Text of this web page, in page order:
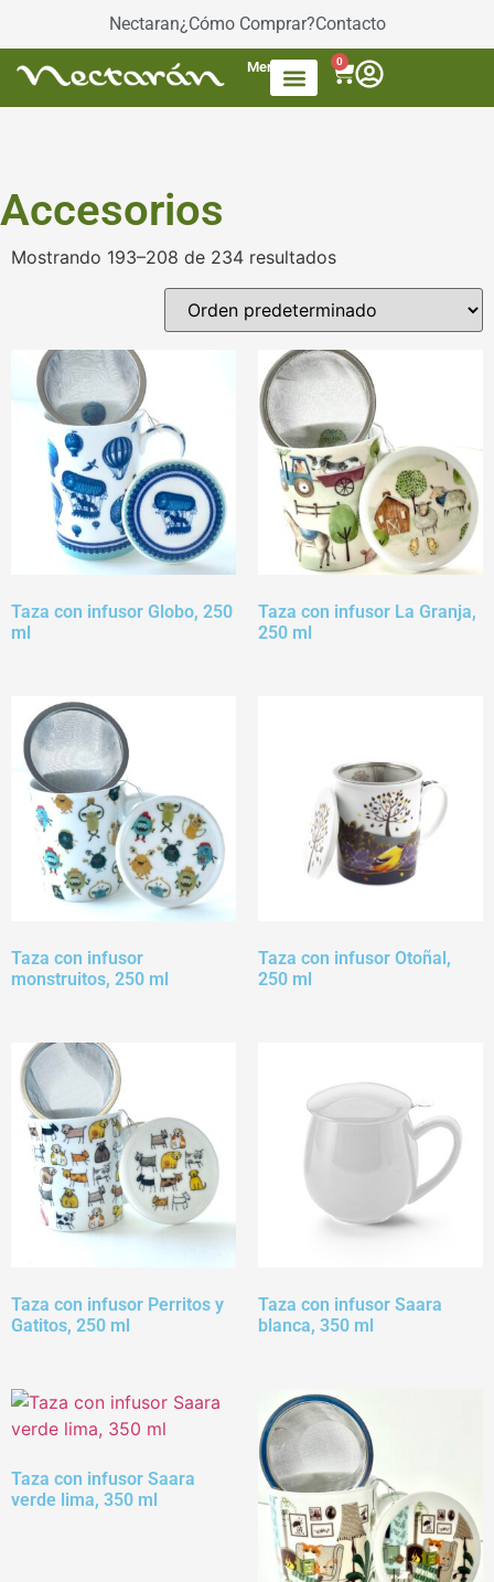
Nectaran¿Cómo Comprar?Contacto
Menú 0
Accesorios
Mostrando 193–208 de 234 resultados
Taza con infusor Globo, 250
ml
Taza con infusor La Granja,
250 ml
Taza con infusor
monstruitos, 250 ml
Taza con infusor Otoñal,
250 ml
Taza con infusor Perritos y
Gatitos, 250 ml
Taza con infusor Saara
blanca, 350 ml
Taza con infusor Saara
verde lima, 350 ml